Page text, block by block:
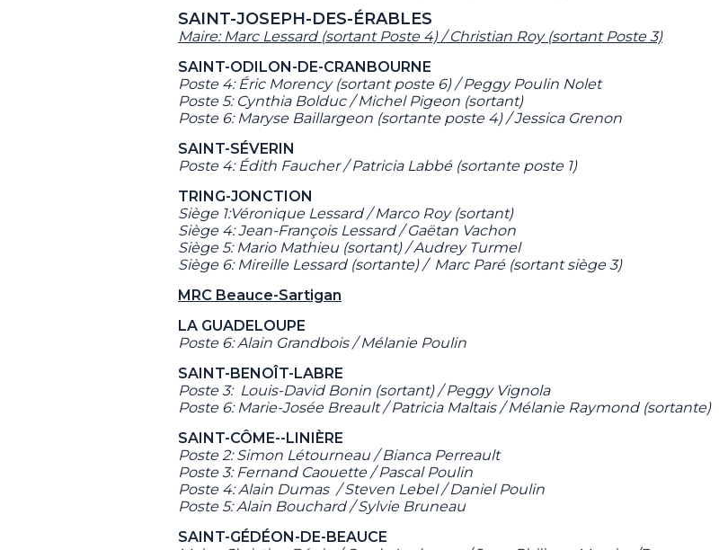
SAINT-JOSEPH-DES-ÉRABLES
Maire: Marc Lessard (sortant Poste 4) / Christian Roy (sortant Poste 3)
SAINT-ODILON-DE-CRANBOURNE
Poste 4: Éric Morency (sortant poste 6) / Peggy Poulin Nolet
Poste 5: Cynthia Bolduc / Michel Pigeon (sortant)
Poste 6: Maryse Baillargeon (sortante poste 4) / Jessica Grenon
SAINT-SÉVERIN
Poste 4: Édith Faucher / Patricia Labbé (sortante poste 1)
TRING-JONCTION
Siège 1:Véronique Lessard / Marco Roy (sortant)
Siège4:Jean-François Lessard / Gaëtan Vachon
Siège5: Mario Mathieu (sortant) / Audrey Turmel
Siège 6: Mireille Lessard (sortante) / Marc Paré (sortant siège 3)
MRC Beauce-Sartigan
LA GUADELOUPE
Poste 6: Alain Grandbois / Mélanie Poulin
SAINT-BENOÎT-LABRE
Poste 3: Louis-David Bonin (sortant) / Peggy Vignola
Poste 6: Marie-Josée Breault / Patricia Maltais / Mélanie Raymond (sortante)
SAINT-CÔME--LINIÈRE
Poste 2: Simon Létourneau / Bianca Perreault
Poste 3: Fernand Caouette / Pascal Poulin
Poste 4: Alain Dumas / Steven Lebel / Daniel Poulin
Poste 5: Alain Bouchard / Sylvie Bruneau
SAINT-GÉDÉON-DE-BEAUCE